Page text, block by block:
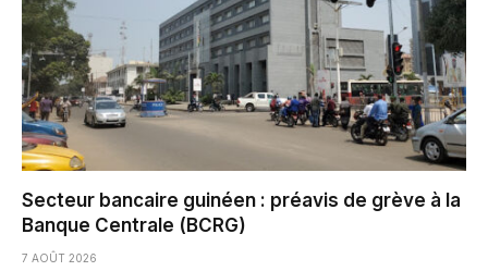
Secteur bancaire guinéen : préavis de grève à la
Banque Centrale (BCRG)
7 AOÛT 2026